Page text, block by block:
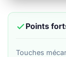
Points
Touches